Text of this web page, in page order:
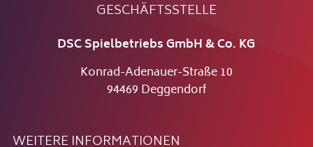
GESCHÄFTSSTELLE
DSC Spielbetriebs GmbH & Co. KG
Konrad-Adenauer-Straße 10
94469 Deggendorf
WEITERE INFORMATIONEN